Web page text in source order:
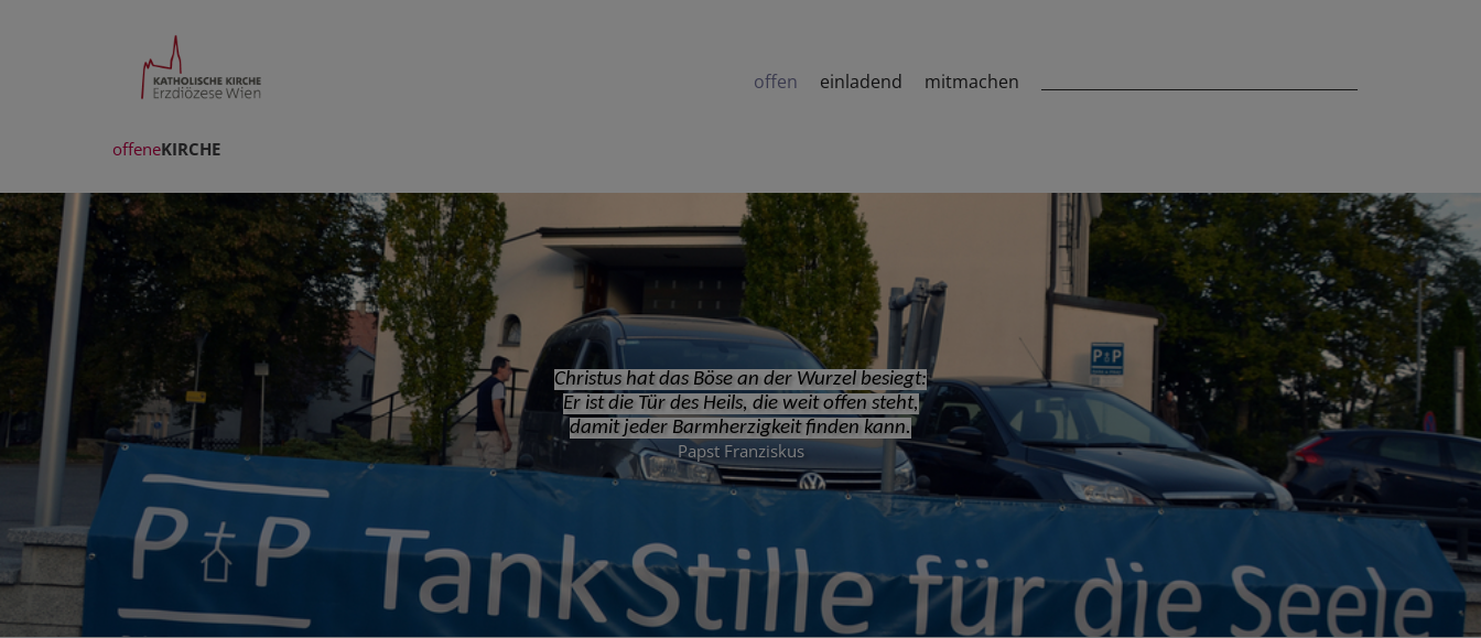
offen einladend mitmachen
offeneKIRCHE
Christus hat das Böse an der Wurzel besiegt:
Er ist die Tür des Heils, die weit offen steht,
damit jeder Barmherzigkeit finden kann.
Papst Franziskus